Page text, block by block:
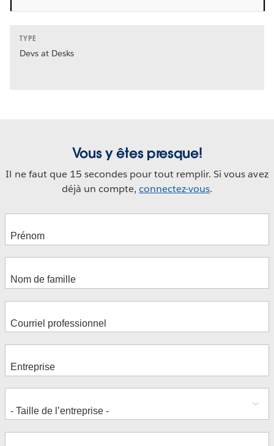
TYPE
Devs at Desks
Vous y êtes presque!
Il ne faut que 15 secondes pour tout remplir. Si vous avez
déjà un compte, connectez-vous.